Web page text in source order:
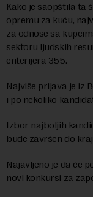
Kako je saopštila ta
opremu za kuću,
za odnose sa
sektoru ljudskih
enterijera 355.
Najviše prijava je iz
i po nekoliko
Izbor najboljih
bude završen do
Najavljeno je da će
novi konkursi za